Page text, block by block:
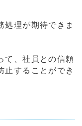
処理が期待できま
て、社員との信頼
止することができ